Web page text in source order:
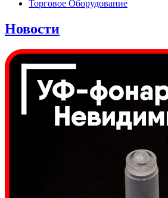
Торговое Оборудование
Новости